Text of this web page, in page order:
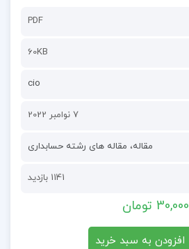
PDF
60KB
cio
7 نوامبر 2022
مقاله، مقاله های رشته حسابداری
1141 بازدید
30,000 تومان
افزودن به سبد خرید